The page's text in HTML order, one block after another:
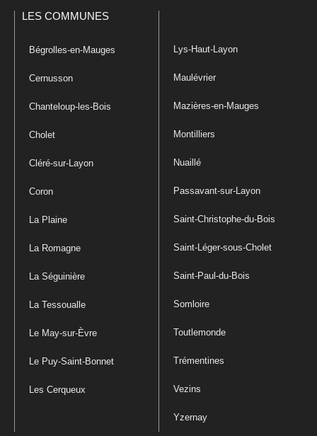
LES COMMUNES
Bégrolles-en-Mauges
Cernusson
Chanteloup-les-Bois
Cholet
Cléré-sur-Layon
Coron
La Plaine
La Romagne
La Séguinière
La Tessoualle
Le May-sur-Èvre
Le Puy-Saint-Bonnet
Les Cerqueux
Lys-Haut-Layon
Maulévrier
Mazières-en-Mauges
Montilliers
Nuaillé
Passavant-sur-Layon
Saint-Christophe-du-Bois
Saint-Léger-sous-Cholet
Saint-Paul-du-Bois
Somloire
Toutlemonde
Trémentines
Vezins
Yzernay